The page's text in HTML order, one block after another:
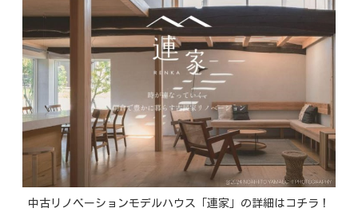
中古リノベーションモデルハウス「連家」の詳細はコチラ！